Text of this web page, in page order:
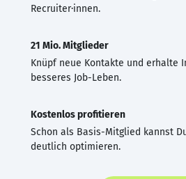
Recruiter·innen.
21 Mio. Mitglieder
Knüpf neue Kontakte und erhalte
besseres Job-Leben.
Kostenlos profitieren
Schon als Basis-Mitglied kannst
deutlich optimieren.